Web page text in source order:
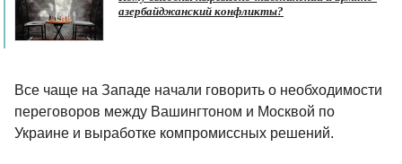
азербайджанский конфликты?
Все чаще на Западе начали говорить о необходимости
переговоров между Вашингтоном и Москвой по
Украине и выработке компромиссных решений.